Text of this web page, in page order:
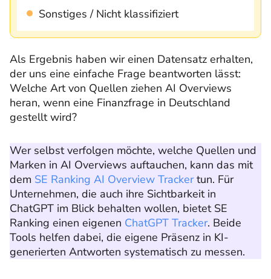
Sonstiges / Nicht klassifiziert
Als Ergebnis haben wir einen Datensatz erhalten,
der uns eine einfache Frage beantworten lässt:
Welche Art von Quellen ziehen AI Overviews
heran, wenn eine Finanzfrage in Deutschland
gestellt wird?
Wer selbst verfolgen möchte, welche Quellen und
Marken in AI Overviews auftauchen, kann das mit
dem SE Ranking AI Overview Trackertun. Für
Unternehmen, die auch ihre Sichtbarkeit in
ChatGPT im Blick behalten wollen, bietet SE
Ranking einen eigenen ChatGPT Tracker. Beide
Tools helfen dabei, die eigene Präsenz in KI-
generierten Antworten systematisch zu messen.